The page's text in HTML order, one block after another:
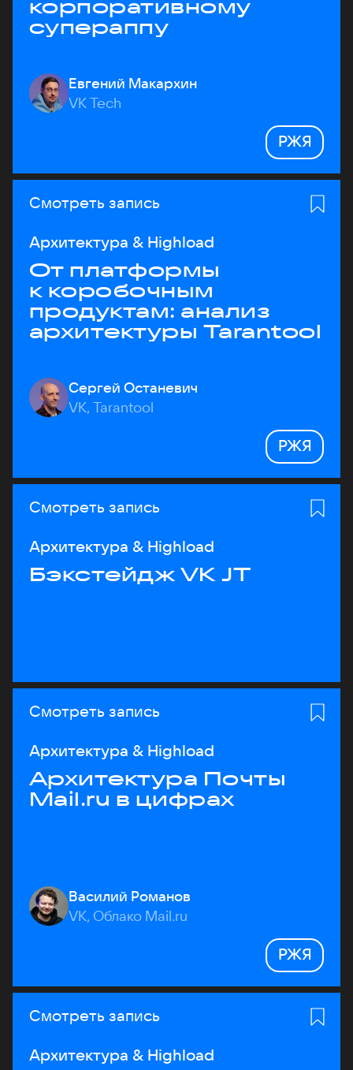
корпоративному
супераппу
Евгений Макархин
VK Tech
РЖЯ
Смотреть запись
Архитектура & Highload
От платформы
к коробочным
продуктам: анализ
архитектуры Tarantool
Сергей Останевич
VK, Tarantool
РЖЯ
Смотреть запись
Архитектура & Highload
Бэкстейдж VK JT
Смотреть запись
Архитектура & Highload
Архитектура Почты
Mail.ru в цифрах
Василий Романов
VK, Облако Mail.ru
РЖЯ
Смотреть запись
Архитектура & Highload